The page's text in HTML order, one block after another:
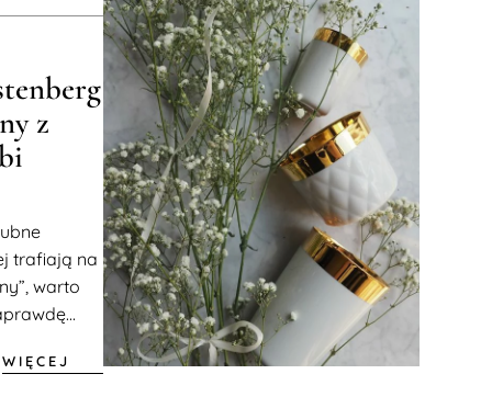
z
trafiają na
warto
WIĘCEJ